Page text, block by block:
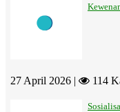
27 April 2026 | 114